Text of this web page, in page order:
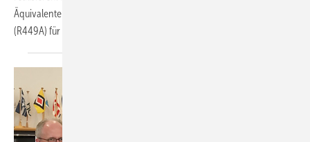
Äquivalente verwendet das Unternehmen bereits Opteon XP40
(R449A) für den Retrofit bestehender